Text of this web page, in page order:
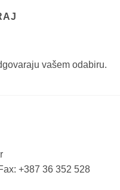
vašem odabiru.
+387 36 352 528